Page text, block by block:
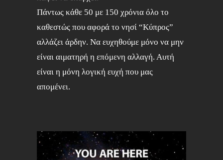
Πάντως κάθε 50 με 150 χρόνια όλο το
καθεστώς που αφορά το νησί “Κύπρος”
αλλάζει άρδην. Να ευχηθούμε μόνο να μην
είναι αιματηρή η επόμενη αλλαγή. Αυτή
είναι η μόνη λογική ευχή που μας
απομένει.